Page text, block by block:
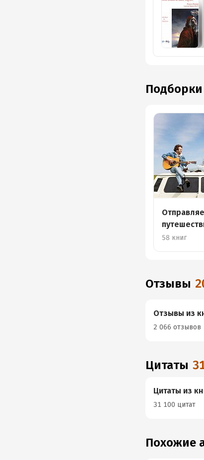
Подборки
58 книг
Отзывы
Отзывы из
2 066 отзывов
Цитаты
Цитаты из
31 100 цитат
Похожие